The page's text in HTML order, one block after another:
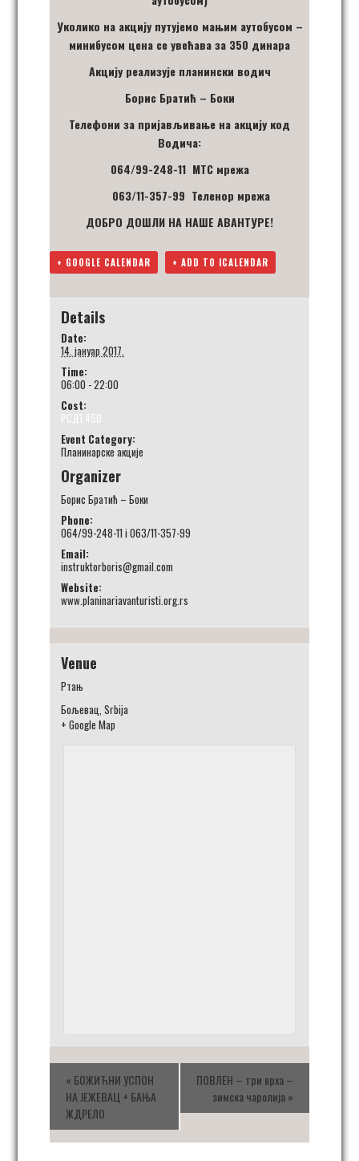
Уколико на акцију путујемо мањим аутобусом –
минибусом цена се увећава за 350 динара
Акцију реализује планински водич
Борис Братић – Боки
Телефони за пријављивање на акцију код
Водича:
064/99-248-11 МТС мрежа
063/11-357-99 Теленор мрежа
ДОБРО ДОШЛИ НА НАШЕ АВАНТУРЕ!
+ GOOGLE CALENDAR + ADD TO ICALENDAR
Details
Date:
14. јануар 2017.
Time:
06:00 - 22:00
Cost:
РСД1.450
Event Category:
Планинарске акције
Organizer
Борис Братић – Боки
Phone:
064/99-248-11 i 063/11-357-99
Email:
instruktorboris@gmail.com
Website:
www.planinariavanturisti.org.rs
Venue
Ртањ
Бољевац Srbija
+ Google Map
« БОЖИЋНИ УСПОН
НА ЈЕЖЕВАЦ + БАЊА
ЖДРЕЛО
ПОВЛЕН – три врха –
зимска чаролија»